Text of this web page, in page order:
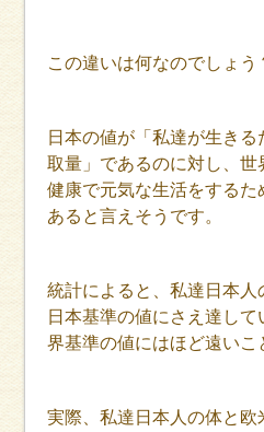
この違いは何なのでしょう
日本の値が「私達が生き
取量」であるのに対し、
健康で元気な生活をする
あると言えそうです。
統計によると、私達日本
日本基準の値にさえ達し
界基準の値にはほど遠いこ
実際、私達日本人の体と欧